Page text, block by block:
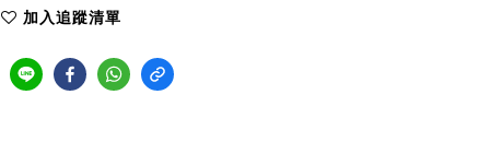
加入追蹤清單